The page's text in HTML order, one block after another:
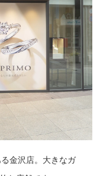
金沢店。大きなガ